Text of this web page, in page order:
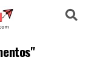
ESPORTE